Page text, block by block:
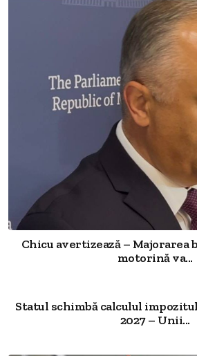
Chicu avertizează – Majorarea
motorină va...
Statul schimbă calculul
2027 – Unii...